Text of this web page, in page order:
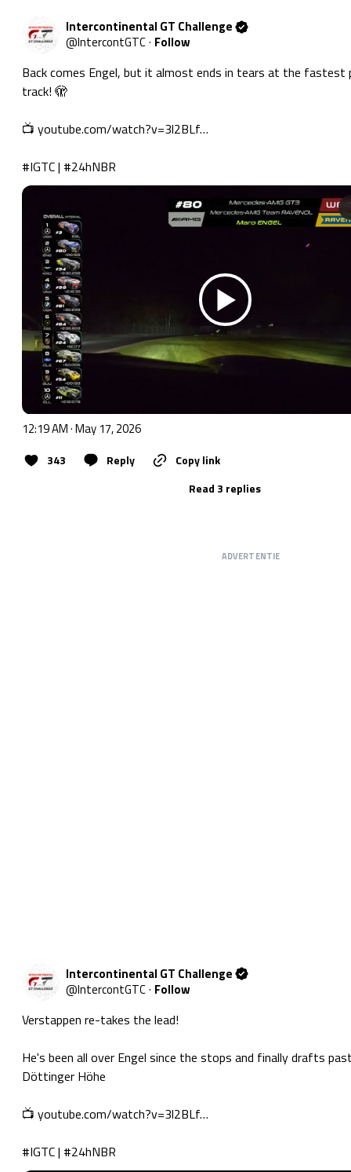
Intercontinental GT Challenge
@IntercontGTC· Follow
Back comes Engel, but it almost ends in tears at the
track! 🫣
📺 youtube.com/watch?v=3l2BLf…
#IGTC | #24hNBR
12:19 AM · May 17, 2026
343 Reply
Copy link
Read 3 replies
ADVERTENTIE
Intercontinental GT Challenge
@IntercontGTC· Follow
Verstappen re-takes the lead!
He's been all over Engel since the stops and finally drafts
Döttinger Höhe
📺 youtube.com/watch?v=3l2BLf…
#IGTC | #24hNBR